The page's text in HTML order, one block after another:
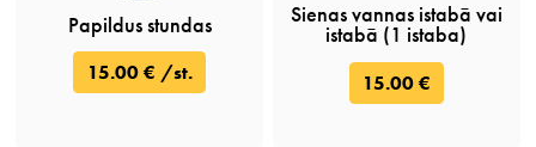
Papildus stundas
15.00 € /st.
Sienas vannas istabā vai
istabā (1 istaba)
15.00 €